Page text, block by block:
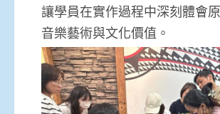
讓學員在實作過程中深刻體會
音樂藝術與文化價值。